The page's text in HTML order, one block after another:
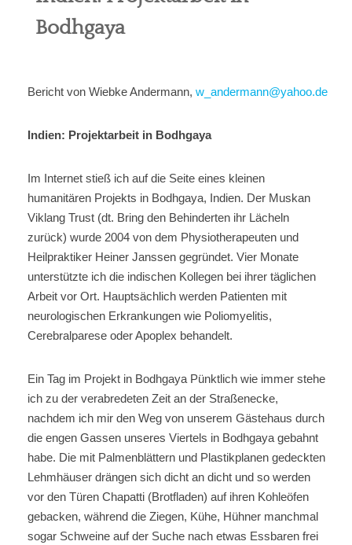
Berufe
Global
Über uns
Bodhgaya
Bericht von Wiebke Andermann, w_andermann@yahoo.de
Indien: Projektarbeit in Bodhgaya
Im Internet stieß ich auf die Seite eines kleinen
humanitären Projekts in Bodhgaya, Indien. Der Muskan
Viklang Trust (dt. Bring den Behinderten ihr Lächeln
zurück) wurde 2004 von dem Physiotherapeuten und
Heilpraktiker Heiner Janssen gegründet. Vier Monate
unterstützte ich die indischen Kollegen bei ihrer täglichen
Arbeit vor Ort. Hauptsächlich werden Patienten mit
neurologischen Erkrankungen wie Poliomyelitis,
Cerebralparese oder Apoplex behandelt.
Ein Tag im Projekt in Bodhgaya Pünktlich wie immer stehe
ich zu der verabredeten Zeit an der Straßenecke,
nachdem ich mir den Weg von unserem Gästehaus durch
die engen Gassen unseres Viertels in Bodhgaya gebahnt
habe. Die mit Palmenblättern und Plastikplanen gedeckten
Lehmhäuser drängen sich dicht an dicht und so werden
vor den Türen Chapatti (Brotfladen) auf ihren Kohleöfen
gebacken, während die Ziegen, Kühe, Hühner manchmal
sogar Schweine auf der Suche nach etwas Essbaren frei